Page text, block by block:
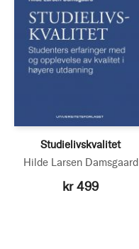
Studielivskvalitet
Hilde Larsen Damsgaard
kr 499